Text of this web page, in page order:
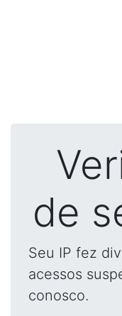
de
Seu IP fez
acessos
conosco.